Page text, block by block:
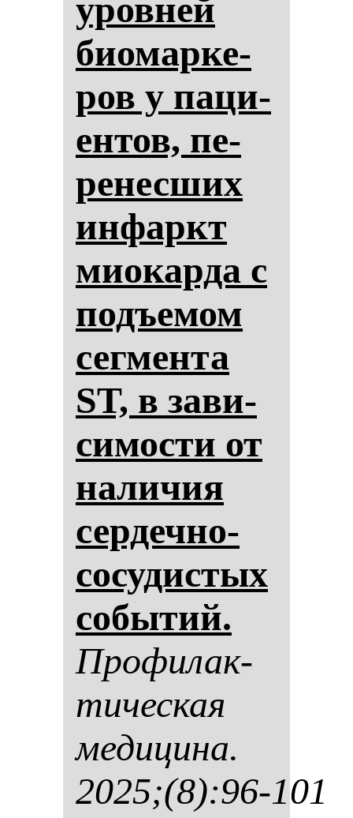
уров­ней
би­омар­ке­
ров у па­ци­
ен­тов, пе­
ре­нес­ших
ин­фаркт
ми­окар­да с
подъе­мом
сег­мен­та
ST, в за­ви­
си­мос­ти от
на­ли­чия
сер­деч­но-
со­су­дис­тых
со­бы­тий.
Про­фи­лак­
ти­чес­кая
ме­ди­ци­на.
2025;(8):96-101